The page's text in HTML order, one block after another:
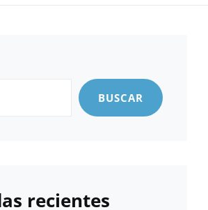
BUSCAR
recientes